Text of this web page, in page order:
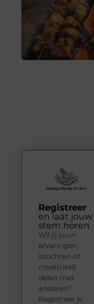
Registreer
en laat jouw
stem horen
Wil jij jouw
ervaringen,
inzichten of
creativiteit
delen met
anderen?
Registreer je